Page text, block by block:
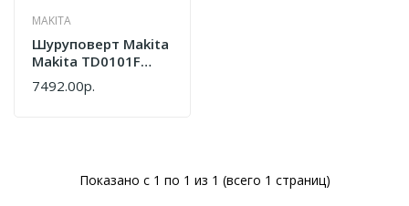
MAKITA
Шуруповерт Makita
Makita TD0101F
Шуруповерт
TD0101F
7492.00р.
Показано с 1 по 1 из 1 (всего 1 страниц)